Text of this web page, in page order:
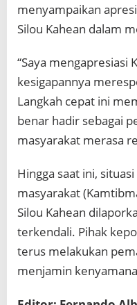
menyampaikan
Silou Kahean dalam
“Saya mengapresiasi
kesigapannya
Langkah cepat ini
benar hadir sebagai
masyarakat merasa
Hingga saat ini,
masyarakat
Silou Kahean
terkendali. Pihak
terus melakukan
menjamin